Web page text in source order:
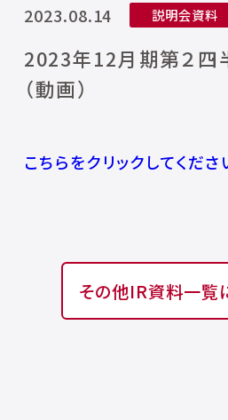
2023.08.14 説明会資料
2023年12月期第２四
（動画）
こちらをクリックしてくださ
その他IR資料一覧